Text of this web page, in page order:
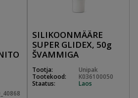
SILIKOONMÄÄRE
SUPER GLIDEX, 50g
ŠVAMMIGA
Tootja:
Unipak
Tootekood:
K036100050
Staatus:
Laos